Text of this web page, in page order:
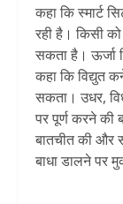
कहा कि स्मार्ट
रही है। किसी
सकता है। ऊर्जा
कहा कि विद्युत
सकता। उधर,
पर पूर्ण करने की
बातचीत की और
बाधा डालने पर